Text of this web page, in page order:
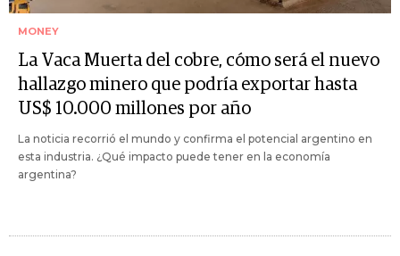
MONEY
La Vaca Muerta del cobre, cómo será el nuevo
hallazgo minero que podría exportar hasta
US$ 10.000 millones por año
La noticia recorrió el mundo y confirma el potencial argentino en
esta industria. ¿Qué impacto puede tener en la economía
argentina?